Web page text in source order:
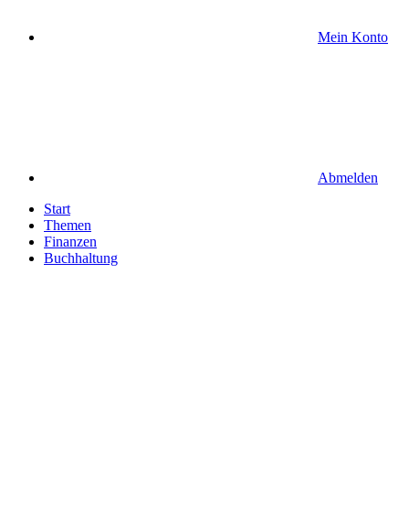
Mein Konto
Abmelden
Start
Themen
Finanzen
Buchhaltung